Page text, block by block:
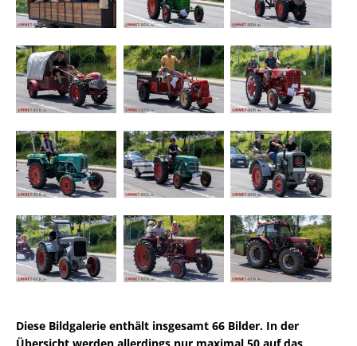
Diese Bildgalerie enthält insgesamt 66 Bilder. In der